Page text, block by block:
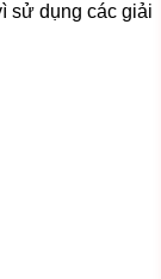
sử dụng các giải